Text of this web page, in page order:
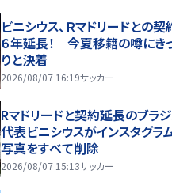
ビニシウス、Ｒマドリードとの契
６年延長！ 今夏移籍の噂にき
りと決着
2026/08/07 16:19サッカー
Rマドリードと契約延長のブラ
代表ビニシウスがインスタグラ
写真をすべて削除
2026/08/07 15:13サッカー